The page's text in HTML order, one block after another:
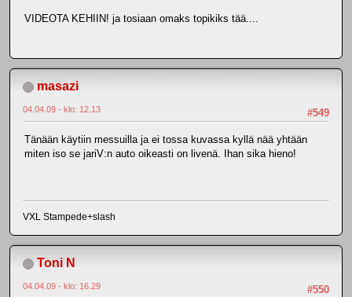
VIDEOTA KEHIIN! ja tosiaan omaks topikiks tää....
masazi
#549
04.04.09 - klo: 12.13
Tänään käytiin messuilla ja ei tossa kuvassa kyllä nää yhtään
miten iso se jariV:n auto oikeasti on livenä. Ihan sika hieno!
VXL Stampede+slash
Toni N
#550
04.04.09 - klo: 16.29